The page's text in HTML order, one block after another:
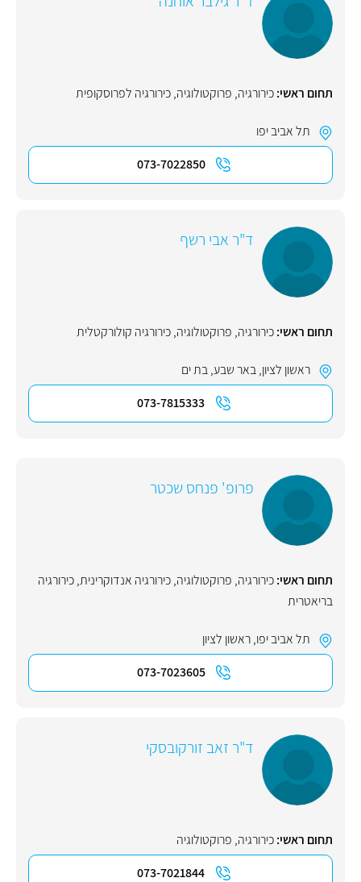
תחום ראשי:כירורגיה, פרוקטולוגיה,כירורגיה לפרוסקופית
תל אביב יפו
073-7022850
ד"ר אבי רשף
תחום ראשי:כירורגיה, פרוקטולוגיה,כירורגיה קולורקטלית
ראשון לציון,באר שבע,בת ים
073-7815333
פרופ' פנחס שכטר
תחום ראשי:כירורגיה, פרוקטולוגיה,כירורגיה אנדוקרינית,כירורגיה
בריאטרית
תל אביב יפו,ראשון לציון
073-7023605
ד"ר זאב זורקובסקי
תחום ראשי:כירורגיה, פרוקטולוגיה
073-7021844